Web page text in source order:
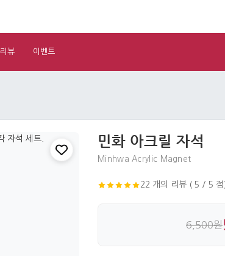
리뷰 이벤트
민화 아크릴 자석
Minhwa Acrylic Magnet
22 개의 리뷰 ( 5 / 5
6,500원